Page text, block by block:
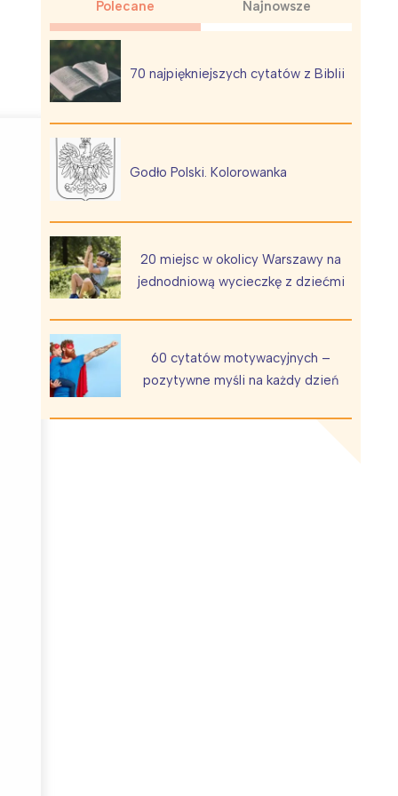
Polecane Najnowsze
70 najpiękniejszych cytatów z Biblii
Godło Polski. Kolorowanka
20 miejsc w okolicy Warszawy na
jednodniową wycieczkę z dziećmi
60 cytatów motywacyjnych –
pozytywne myśli na każdy dzień